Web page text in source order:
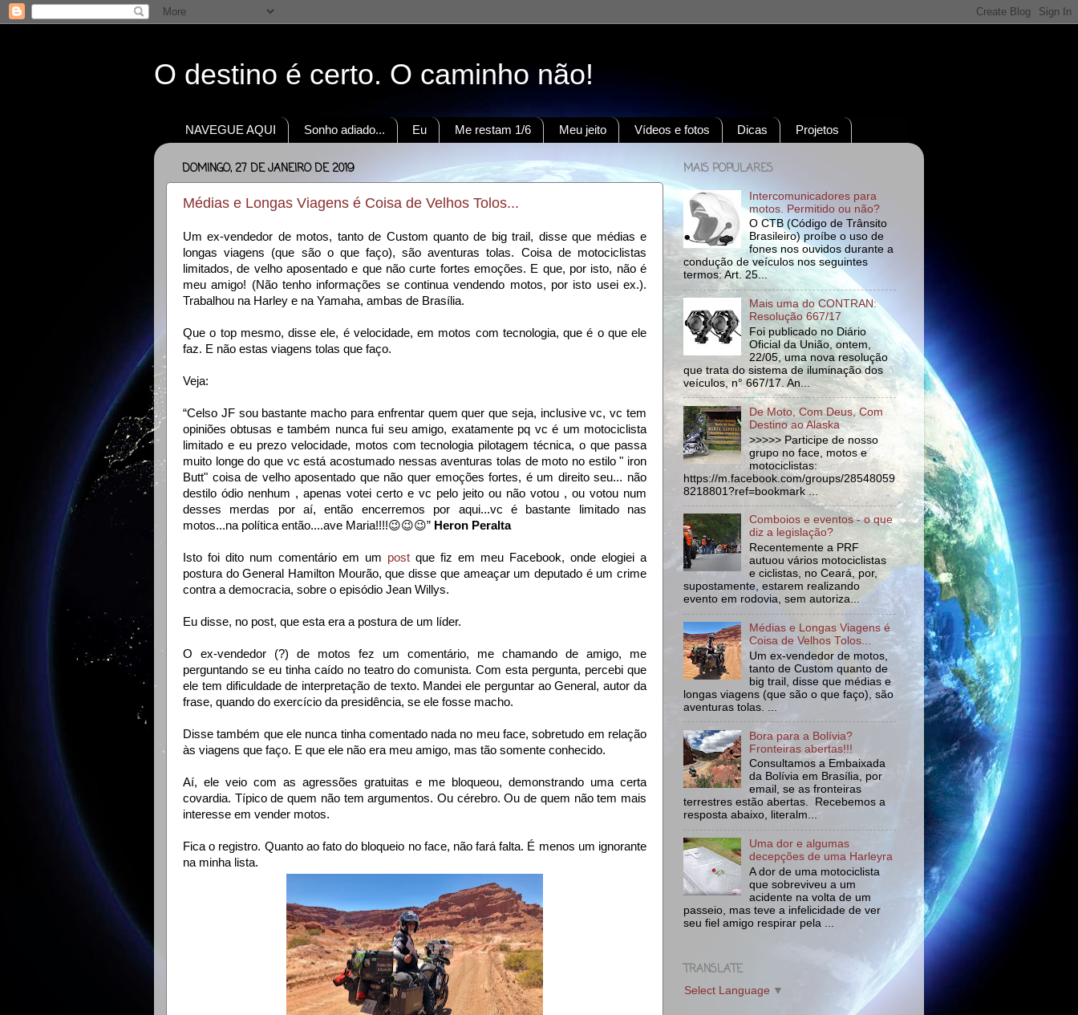
O destino é certo. O caminho não!
NAVEGUE AQUI Sonho adiado... Eu Me restam 1/6 Meu jeito Vídeos e fotos Dicas Projetos
DOMINGO, 27 DE JANEIRO DE 2019
Médias e Longas Viagens é Coisa de Velhos Tolos...
Um ex-vendedor de motos, tanto de Custom quanto de big trail, disse que médias e
longas viagens (que são o que faço), são aventuras tolas. Coisa de motociclistas
limitados, de velho aposentado e que não curte fortes emoções. E que, por isto, não é
meu amigo! (Não tenho informações se continua vendendo motos, por isto usei ex.).
Trabalhou na Harley e na Yamaha, ambas de Brasília.
Que o top mesmo, disse ele, é velocidade, em motos com tecnologia, que é o que ele
faz. E não estas viagens tolas que faço.
Veja:
“Celso JF sou bastante macho para enfrentar quem quer que seja, inclusive vc, vc tem
opiniões obtusas e também nunca fui seu amigo, exatamente pq vc é um motociclista
limitado e eu prezo velocidade, motos com tecnologia pilotagem técnica, o que passa
muito longe do que vc está acostumado nessas aventuras tolas de moto no estilo " iron
Butt" coisa de velho aposentado que não quer emoções fortes, é um direito seu... não
destilo ódio nenhum , apenas votei certo e vc pelo jeito ou não votou , ou votou num
desses merdas por aí, então encerremos por aqui...vc é bastante limitado nas
motos...na política então....ave Maria!!!!😉😉😉” Heron Peralta
Isto foi dito num comentário em um post que fiz em meu Facebook, onde elogiei a
postura do General Hamilton Mourão, que disse que ameaçar um deputado é um crime
contra a democracia, sobre o episódio Jean Willys.
Eu disse, no post, que esta era a postura de um líder.
O ex-vendedor (?) de motos fez um comentário, me chamando de amigo, me
perguntando se eu tinha caído no teatro do comunista. Com esta pergunta, percebi que
ele tem dificuldade de interpretação de texto. Mandei ele perguntar ao General, autor da
frase, quando do exercício da presidência, se ele fosse macho.
Disse também que ele nunca tinha comentado nada no meu face, sobretudo em relação
às viagens que faço. E que ele não era meu amigo, mas tão somente conhecido.
Aí, ele veio com as agressões gratuitas e me bloqueou, demonstrando uma certa
covardia. Típico de quem não tem argumentos. Ou cérebro. Ou de quem não tem mais
interesse em vender motos.
Fica o registro. Quanto ao fato do bloqueio no face, não fará falta. É menos um ignorante
na minha lista.
MAIS POPULARES
Intercomunicadores para
motos. Permitido ou não?
O CTB (Código de Trânsito
Brasileiro) proíbe o uso de
fones nos ouvidos durante a
condução de veículos nos seguintes
termos: Art. 25...
Mais uma do CONTRAN:
Resolução 667/17
Foi publicado no Diário
Oficial da União, ontem,
22/05, uma nova resolução
que trata do sistema de iluminação dos
veículos, n° 667/17. An...
De Moto, Com Deus, Com
Destino ao Alaska
>>>>> Participe de nosso
grupo no face, motos e
motociclistas:
https://m.facebook.com/groups/28548059
8218801?ref=bookmark ...
Comboios e eventos - o que
diz a legislação?
Recentemente a PRF
autuou vários motociclistas
e ciclistas, no Ceará, por,
supostamente, estarem realizando
evento em rodovia, sem autoriza...
Médias e Longas Viagens é
Coisa de Velhos Tolos...
Um ex-vendedor de motos,
tanto de Custom quanto de
big trail, disse que médias e
longas viagens (que são o que faço), são
aventuras tolas. ...
Bora para a Bolívia?
Fronteiras abertas!!!
Consultamos a Embaixada
da Bolívia em Brasília, por
email, se as fronteiras
terrestres estão abertas. Recebemos a
resposta abaixo, literalm...
Uma dor e algumas
decepções de uma Harleyra
A dor de uma motociclista
que sobreviveu a um
acidente na volta de um
passeio, mas teve a infelicidade de ver
seu fiel amigo respirar pela ...
TRANSLATE
Select Language ▼